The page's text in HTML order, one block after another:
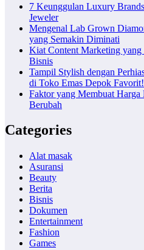
7 Keunggulan Luxury
Jeweler
Mengenal Lab Grown
yang Semakin Diminati
Kiat Content Marketing
Bisnis
Tampil Stylish dengan
di Toko Emas Depok Favorit!
Faktor yang Membuat
Berubah
Categories
Alat masak
Asuransi
Beauty
Berita
Bisnis
Dokumen
Entertainment
Fashion
Games